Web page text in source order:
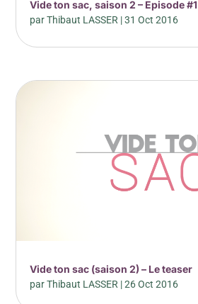
Vide ton sac, saison 2 – Episode #1
parThibaut LASSER |31 Oct 2016
Vide ton sac (saison 2) – Le teaser
parThibaut LASSER |26 Oct 2016